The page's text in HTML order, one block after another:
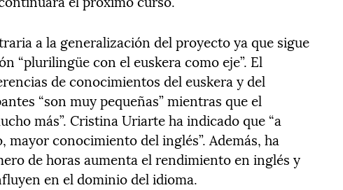
a la generalización del proyecto ya que sigue
“plurilingüe con el euskera como eje”. El
de conocimientos del euskera y del
“son muy pequeñas” mientras que el
más”. Cristina Uriarte ha indicado que “a
conocimiento del inglés”. Además, ha
de horas aumenta el rendimiento en inglés y
en el dominio del idioma.